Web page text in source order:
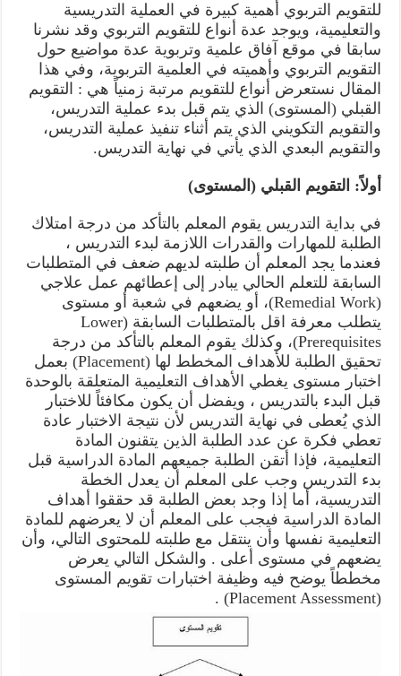
للتقويم التربوي أهمية كبيرة في العملية التدريسية
والتعليمية، ويوجد عدة أنواع للتقويم التربوي وقد نشرنا
سابقا في موقع آفاق علمية وتربوية عدة مواضيع حول
التقويم التربوي وأهميته في العلمية التربوية، وفي هذا
المقال نستعرض أنواع للتقويم مرتبة زمنياً هي : التقويم
القبلي (المستوى) الذي يتم قبل بدء عملية التدريس،
والتقويم التكويني الذي يتم أثناء تنفيذ عملية التدريس،
والتقويم البعدي الذي يأتي في نهاية التدريس.
أولاً: التقويم القبلي (المستوى)
في بداية التدريس يقوم المعلم بالتأكد من درجة امتلاك
الطلبة للمهارات والقدرات اللازمة لبدء التدريس ،
فعندما يجد المعلم أن طلبته لديهم ضعف في المتطلبات
السابقة للتعلم الحالي يبادر إلى إعطائهم عمل علاجي
(Remedial Work)، أو يضعهم في شعبة أو مستوى
يتطلب معرفة اقل بالمتطلبات السابقة (Lower
Prerequisites)، وكذلك يقوم المعلم بالتأكد من درجة
تحقيق الطلبة للأهداف المخطط لها (Placement) بعمل
اختبار مستوى يغطي الأهداف التعليمية المتعلقة بالوحدة
قبل البدء بالتدريس ، ويفضل أن يكون مكافئاً للاختبار
الذي يُعطى في نهاية التدريس لأن نتيجة الاختبار عادة
تعطي فكرة عن عدد الطلبة الذين يتقنون المادة
التعليمية، فإذا أتقن الطلبة جميعهم المادة الدراسية قبل
بدء التدريس وجب على المعلم أن يعدل الخطة
التدريسية، أما إذا وجد بعض الطلبة قد حققوا أهداف
المادة الدراسية فيجب على المعلم أن لا يعرضهم للمادة
التعليمية نفسها وأن ينتقل مع طلبته للمحتوى التالي، وأن
يضعهم في مستوى أعلى . والشكل التالي يعرض
مخططاً يوضح فيه وظيفة اختبارات تقويم المستوى
(Placement Assessment) .